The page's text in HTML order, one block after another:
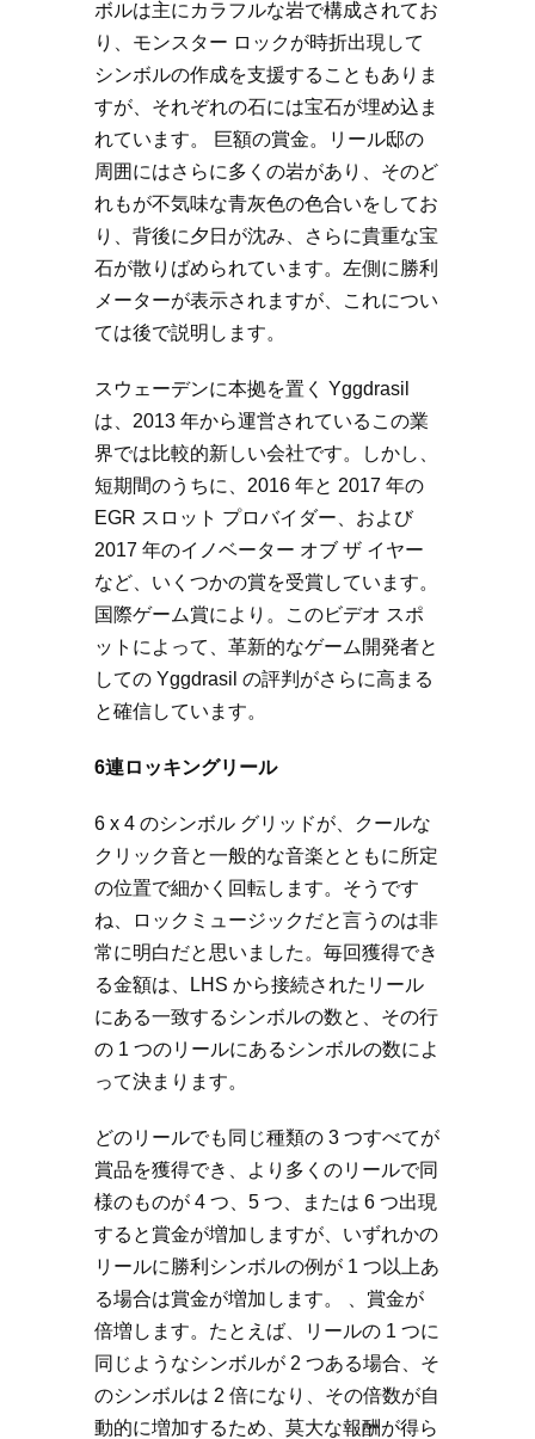
ボルは主にカラフルな岩で構成されてお
り、モンスター ロックが時折出現して
シンボルの作成を支援することもありま
すが、それぞれの石には宝石が埋め込ま
れています。 巨額の賞金。リール邸の
周囲にはさらに多くの岩があり、そのど
れもが不気味な青灰色の色合いをしてお
り、背後に夕日が沈み、さらに貴重な宝
石が散りばめられています。左側に勝利
メーターが表示されますが、これについ
ては後で説明します。
スウェーデンに本拠を置く Yggdrasil
は、2013 年から運営されているこの業
界では比較的新しい会社です。しかし、
短期間のうちに、2016 年と 2017 年の
EGR スロット プロバイダー、および
2017 年のイノベーター オブ ザ イヤー
など、いくつかの賞を受賞しています。
国際ゲーム賞により。このビデオ スポ
ットによって、革新的なゲーム開発者と
しての Yggdrasil の評判がさらに高まる
と確信しています。
6連ロッキングリール
6 x 4 のシンボル グリッドが、クールな
クリック音と一般的な音楽とともに所定
の位置で細かく回転します。そうです
ね、ロックミュージックだと言うのは非
常に明白だと思いました。毎回獲得でき
る金額は、LHS から接続されたリール
にある一致するシンボルの数と、その行
の 1 つのリールにあるシンボルの数によ
って決まります。
どのリールでも同じ種類の 3 つすべてが
賞品を獲得でき、より多くのリールで同
様のものが 4 つ、5 つ、または 6 つ出現
すると賞金が増加しますが、いずれかの
リールに勝利シンボルの例が 1 つ以上あ
る場合は賞金が増加します。 、賞金が
倍増します。たとえば、リールの 1 つに
同じようなシンボルが 2 つある場合、そ
のシンボルは 2 倍になり、その倍数が自
動的に増加するため、莫大な報酬が得ら